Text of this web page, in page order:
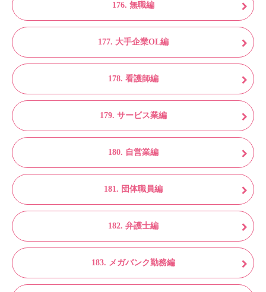
176. 無職編
177. 大手企業OL編
178. 看護師編
179. サービス業編
180. 自営業編
181. 団体職員編
182. 弁護士編
183. メガバンク勤務編